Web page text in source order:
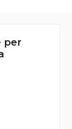
per